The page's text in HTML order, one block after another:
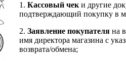
1. Кассовый чеки другие
подтверждающий покупку в
2. Заявление покупателя на
имя директора магазина с
возврата/обмена;